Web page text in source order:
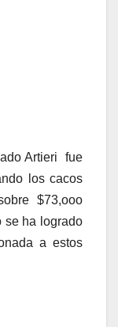
Artieri fue
los cacos
$73,ooo
se ha logrado
a estos